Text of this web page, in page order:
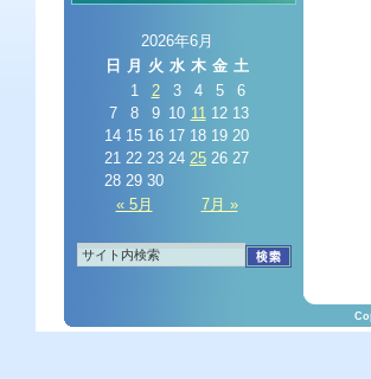
2026年6月
日
月 火 水 木 金 土
« 5月 7月 »
1 2 3 4 5
6
7
8 9 10 11 12 13
14 15 16 17 18 19 20
21 22 23 24 25 26 27
28 29 30